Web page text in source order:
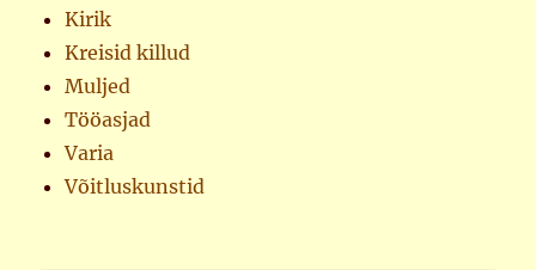
Kirik
Kreisid killud
Muljed
Tööasjad
Varia
Võitluskunstid